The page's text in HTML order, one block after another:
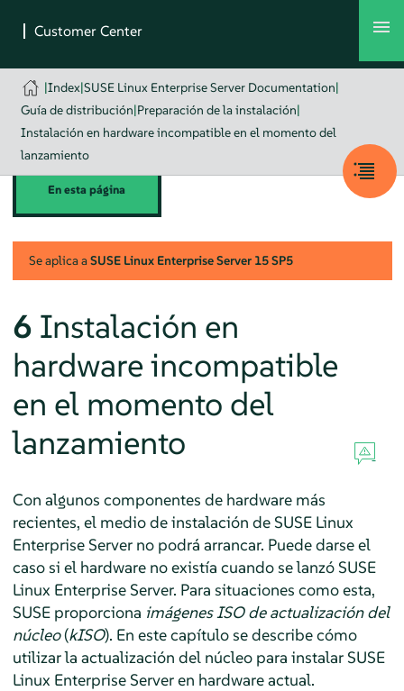
|Index|SUSE Linux Enterprise Server Documentation|
Guía de distribución|Preparación de la instalación|
Instalación en hardware incompatible en el momento del
lanzamiento
En esta página
Se aplica aSUSE Linux Enterprise Server 15 SP5
6 Instalación en
hardware incompatible
en el momento del
lanzamiento
Con algunos componentes de hardware más
recientes, el medio de instalación de SUSE Linux
Enterprise Serverno podrá arrancar. Puede darse el
caso si el hardware no existía cuando se lanzó SUSE
Linux Enterprise Server. Para situaciones como esta,
SUSE proporciona imágenes ISO de actualización del
núcleo(kISO). En este capítulo se describe cómo
utilizar la actualización del núcleo para instalar SUSE
Linux Enterprise Serveren hardware actual.